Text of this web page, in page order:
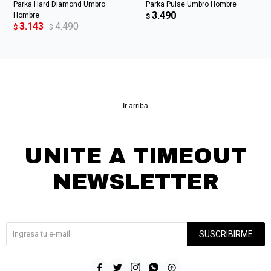
Parka Hard Diamond Umbro
Hombre
$ 3.143 $ 4.490
Parka Pulse Umbro Hombre
$ 3.490
Ir arriba
UNITE A TIMEOUT
NEWSLETTER
SUSCRIBIRME
    